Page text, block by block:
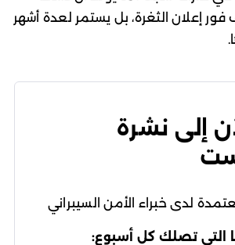
فور إعلان الثغرة، بل يستمر لعدة أشهر
إلى نشرة
لدى خبراء الأمن السيبراني
التي تصلك كل أسبوع: